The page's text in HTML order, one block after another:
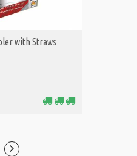
with Straws